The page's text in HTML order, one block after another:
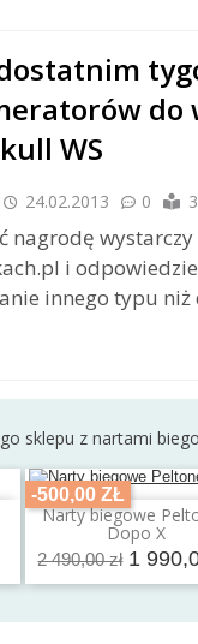
do
WS
24.02.2013 0
nagrodę
i
innego typu niż
sklepu z nartami
-500,00 ZŁ
Narty biegowe
Dopo X
2 490,00 zł 1
Dodaj do